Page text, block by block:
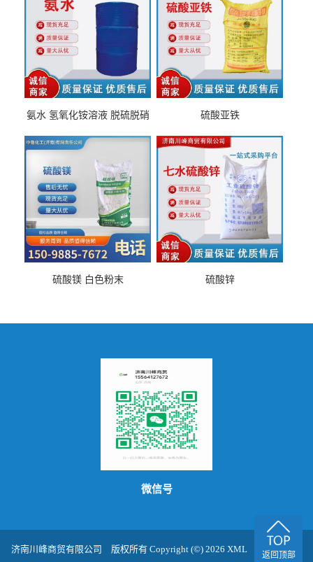
氨水 氢氧化铵溶液 脱硫脱硝 硫酸亚铁
硫酸镁 白色粉末 硫酸锌
微信号
济南川峰商贸有限公司 版权所有 Copyright (©) 2026 XML
技术支持：
返回顶部